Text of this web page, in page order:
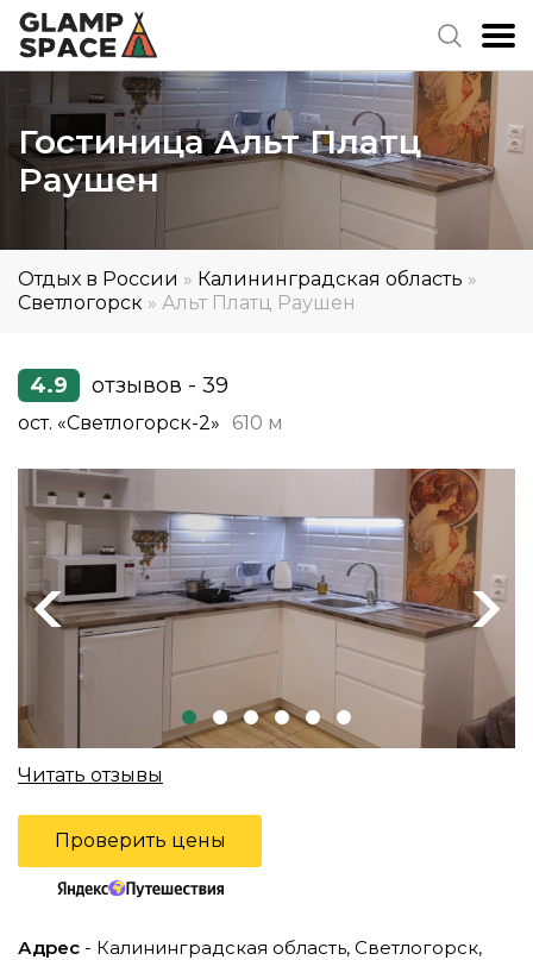
Гостиница Альт Платц
Раушен
Отдых в России » Калининградская область »
Светлогорск » Альт Платц Раушен
4.9 отзывов - 39
ост. «Светлогорск-2» 610 м
Previous Next
Читать отзывы
Проверить цены
Адрес - Калининградская область, Светлогорск,